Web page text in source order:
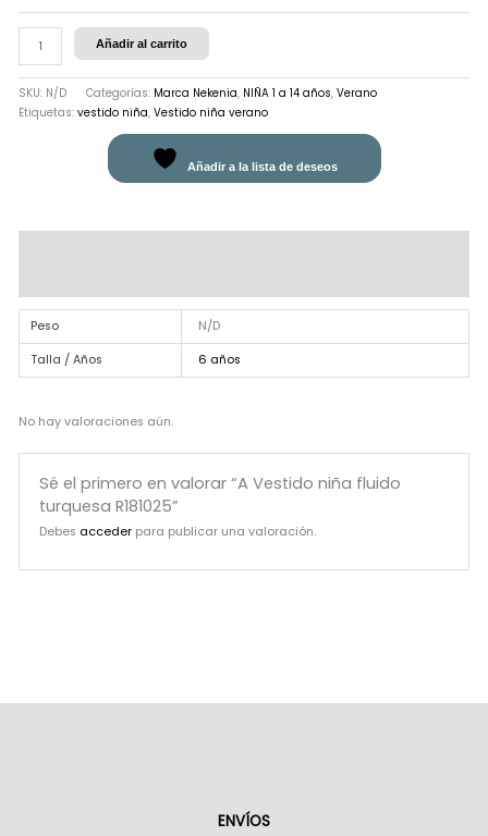
Añadir al carrito
SKU: N/D Categorías: Marca Nekenia, NIÑA 1 a 14 años, Verano
Etiquetas: vestido niña, Vestido niña verano
Añadir a la lista de deseos
Peso N/D
Talla / Años 6 años
No hay valoraciones aún.
Sé el primero en valorar “A Vestido niña fluido
turquesa R181025”
Debes acceder para publicar una valoración.
ENVÍOS